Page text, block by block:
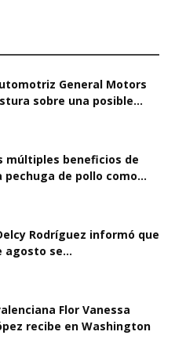
General Motors
sobre una posible...
múltiples beneficios de
pechuga de pollo como...
Rodríguez informó que
agosto se...
Flor Vanessa
recibe en Washington